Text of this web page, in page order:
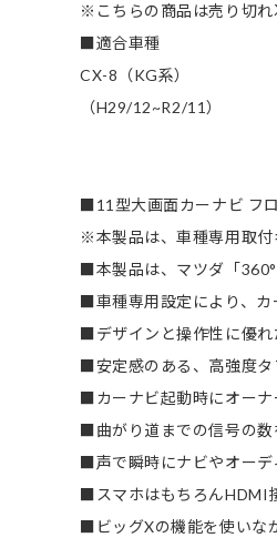
※こちらの商品は売り切
■適合車種
CX-8（KG系）
（H29/12~R2/11）
■11型大画面カーナビ フ
※本製品は、車種専用取付
■本製品は、マツダ「
■車種専用設定により、カ
■デザインと操作性に優れ
■安定感のある、高強度タ
■カーナビ起動時にオーナ
■曲がり道までの信号の数
■声で瞬時にナビやオーデ
■スマホはもちろんHDMI
■ビッグXの機能を使いな